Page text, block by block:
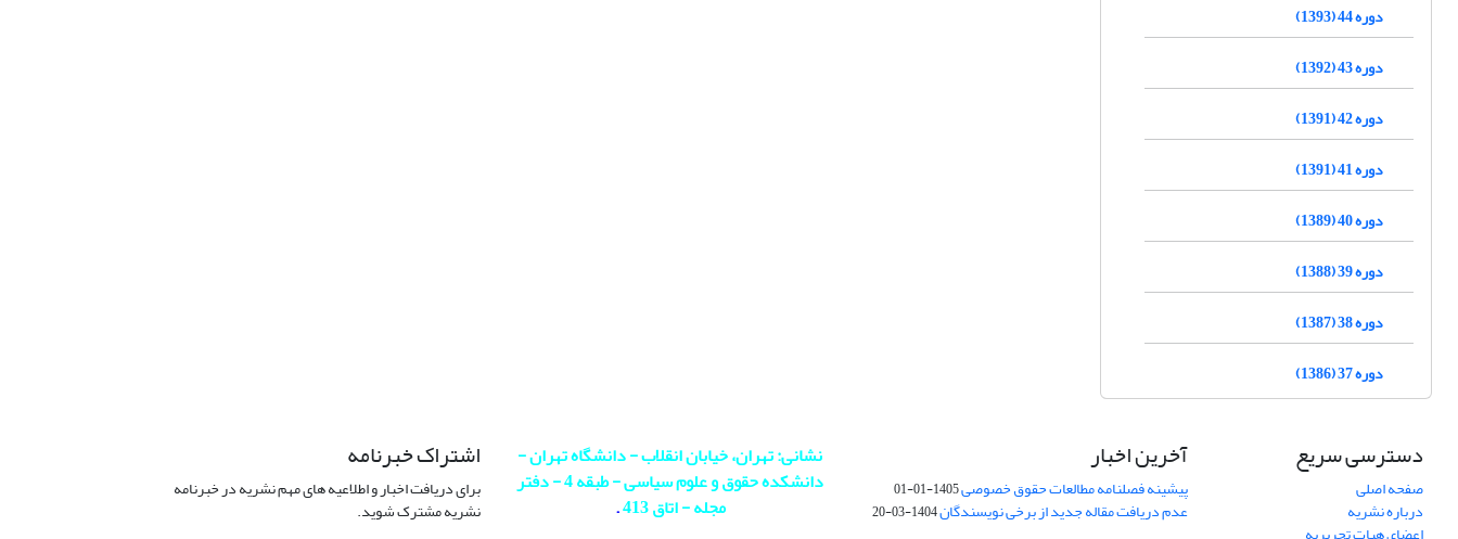
دوره 44 (1393)
دوره 43 (1392)
دوره 42 (1391)
دوره 41 (1391)
دوره 40 (1389)
دوره 39 (1388)
دوره 38 (1387)
دوره 37 (1386)
دسترسی سریع
صفحه اصلی
درباره نشریه
آخرین اخبار
پیشینه فصلنامه مطالعات حقوق خصوصی1405-01-01
عدم دریافت مقاله جدید از برخی نویسندگان1404-03-20
نشانی: تهران، خیابان انقلاب - دانشگاه تهران -
دانشکده حقوق و علوم سیاسی - طبقه 4 - دفتر
مجله - اتاق 413
.
اشتراک خبرنامه
برای دریافت اخبار و اطلاعیه های مهم نشریه در خبرنامه
نشریه مشترک شوید.